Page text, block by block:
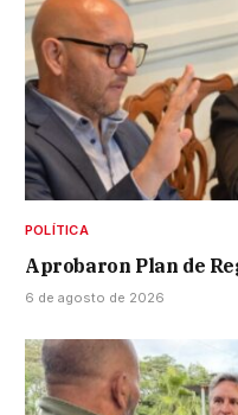
POLÍTICA
Aprobaron Plan de
6 de agosto de 2026